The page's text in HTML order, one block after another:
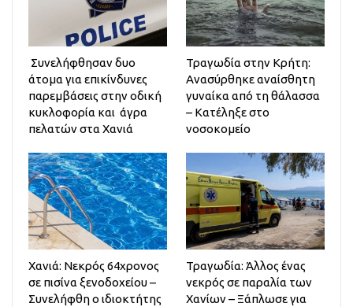
Συνελήφθησαν δυο
άτομα για επικίνδυνες
παρεμβάσεις στην οδική
κυκλοφορία και άγρα
πελατών στα Χανιά
Τραγωδία στην Κρήτη:
Ανασύρθηκε αναίσθητη
γυναίκα από τη θάλασσα
– Κατέληξε στο
νοσοκομείο
Χανιά: Νεκρός 64χρονος
σε πισίνα ξενοδοχείου –
Συνελήφθη ο ιδιοκτήτης
Τραγωδία: Άλλος ένας
νεκρός σε παραλία των
Χανίων – Ξάπλωσε για